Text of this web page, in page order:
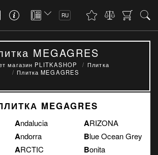
RU
MEGAGRES
магазин PLITKASHOP
Плитка
Плитка MEGAGRES
MEGAGRES
Andalucia
Andorra
ARCTIC
ARIZONA
Blue Ocean Grey
Bonita